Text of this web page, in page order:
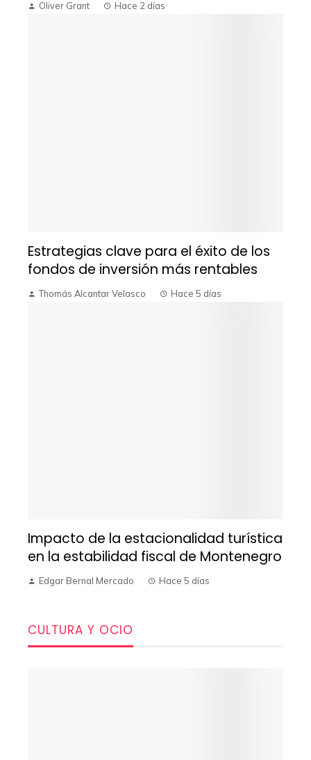
Oliver Grant Hace 2 días
Estrategias clave para el éxito de los
fondos de inversión más rentables
Thomás Alcantar Velasco Hace 5 días
Impacto de la estacionalidad turística
en la estabilidad fiscal de Montenegro
Edgar Bernal Mercado Hace 5 días
CULTURA Y OCIO